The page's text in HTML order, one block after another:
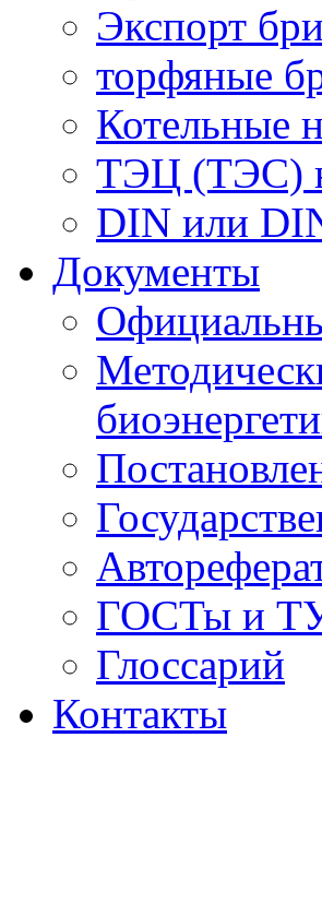
Экспорт
торфяные
Котельные
ТЭЦ (ТЭС)
DIN или
Документы
ГОСТы и ТУ
Глоссарий
Контакты